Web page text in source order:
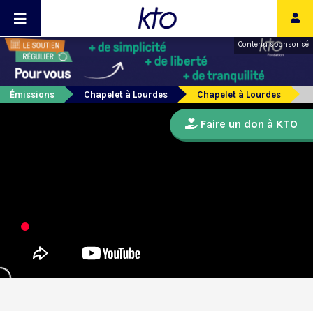
Contenu sponsorisé
Émissions Chapelet à Lourdes Chapelet à Lourdes
Faire un don à KTO